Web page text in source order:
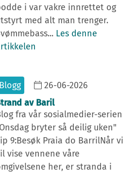
i var vakre innrettet og
med alt man trenger.
Les denne
Blogg
26-06-2026
av Baril
fra vår sosialmedier-serien
bryter så deilig uken"
9:Besøk Praia do BarrilNår vi
vise vennene våre
her, er stranda i